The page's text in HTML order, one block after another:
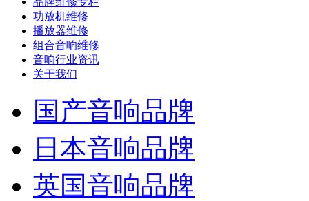
功放机维修
播放器维修
组合音响维修
音响行业资讯
关于我们
国产音响品牌
日本音响品牌
英国音响品牌